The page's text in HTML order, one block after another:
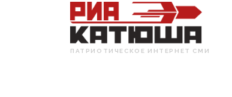
ПАТРИОТИЧЕСКОЕ ИНТЕРНЕТ СМИ